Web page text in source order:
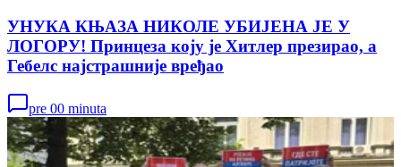
УНУКА КЊАЗА НИКОЛЕ УБИЈЕНА ЈЕ У
ЛОГОРУ! Принцеза коју је Хитлер презирао, а
Гебелс најстрашније вређао
pre 00 minuta